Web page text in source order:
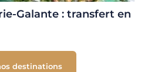
Galante : transfert en
destinations